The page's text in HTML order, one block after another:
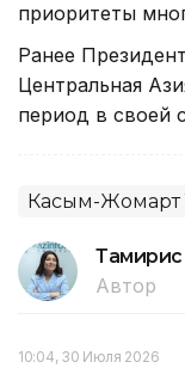
приоритеты
Ранее
Центральная
период в своей
Касым-Жомарт
Тамирис
Автор
10:04, 30 Июля 2026